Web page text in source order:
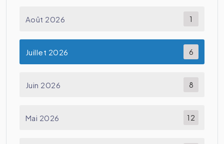
Août 2026 1
Juillet 2026 6
Juin 2026 8
Mai 2026 12